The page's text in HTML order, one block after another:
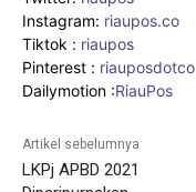
Instagram: riaupos.co
Tiktok : riaupos
Pinterest : riauposdotco
Dailymotion :RiauPos
Artikel sebelumnya
LKPj APBD 2021